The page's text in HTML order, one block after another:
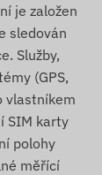
je založen
sledován
Služby,
(GPS,
vlastníkem
SIM karty
polohy
měřící